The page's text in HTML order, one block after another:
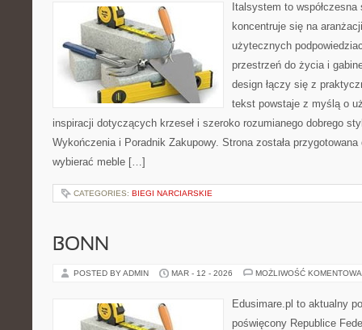
Italsystem to
koncentruje się na
użytecznych
przestrzeń do życia i
design łączy się z
tekst powstaje z myślą o
inspiracji dotyczących krzeseł i szeroko rozumianego dobrego
Wykończenia i Poradnik Zakupowy. Strona została
wybierać meble […]
CATEGORIES: BIEGI NARCIARSKIE
BONN
POSTED BY ADMIN MAR - 12 - 2026 MOŻLIWOŚĆ
Edusimare.pl to aktualny
poświęcony Republice